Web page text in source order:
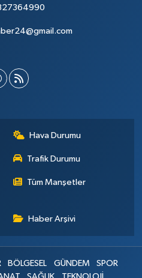
Hava Durumu
Trafik Durumu
Tüm Manşetler
Haber Arşivi
BÖLGESEL GÜNDEM
SPOR